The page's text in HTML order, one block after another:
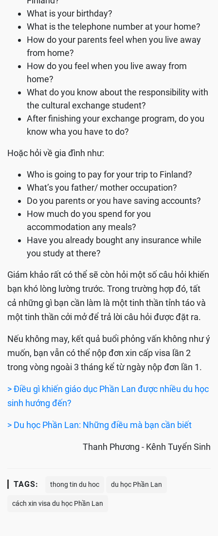
What is your birthday?
What is the telephone number at your home?
How do your parents feel when you live away
from home?
How do you feel when you live away from
home?
What do you know about the responsibility with
the cultural exchange student?
After finishing your exchange program, do you
know wha you have to do?
Hoặc hỏi về gia đình như:
Who is going to pay for your trip to Finland?
What’s you father/ mother occupation?
Do you parents or you have saving accounts?
How much do you spend for you
accommodation any meals?
Have you already bought any insurance while
you study at there?
Giám khảo rất có thể sẽ còn hỏi một số câu hỏi khiến
bạn khó lòng lường trước. Trong trường hợp đó, tất
cả những gì bạn cần làm là một tinh thần tỉnh táo và
một tinh thần cởi mở để trả lời câu hỏi được đặt ra.
Nếu không may, kết quả buổi phỏng vấn không như ý
muốn, bạn vẫn có thể nộp đơn xin cấp visa lần 2
trong vòng ngoài 3 tháng kể từ ngày nộp đơn lần 1.
> Điều gì khiến giáo dục Phần Lan được nhiều du học
sinh hướng đến?
> Du học Phần Lan: Những điều mà bạn cần biết
Thanh Phương - Kênh Tuyển Sinh
TAGS: thong tin du hoc du học Phần Lan
cách xin visa du học Phần Lan